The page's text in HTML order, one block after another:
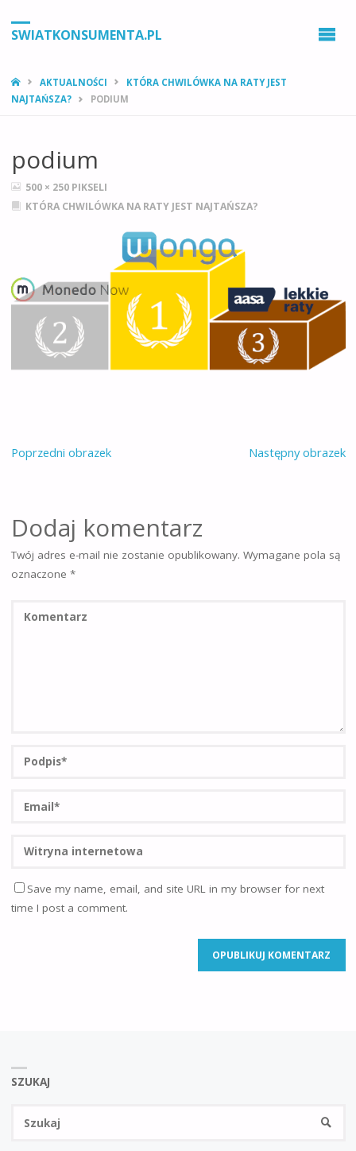
SWIATKONSUMENTA.PL
STRONA
GŁÓWNA
AKTUALNOŚCI
KTÓRA CHWILÓWKA NA RATY JEST
NAJTAŃSZA?
PODIUM
podium
PEŁNY
ROZMIAR
500 × 250 PIKSELI
KTÓRA CHWILÓWKA NA RATY JEST NAJTAŃSZA?
Poprzedni obrazek Następny obrazek
Dodaj komentarz
Twój adres e-mail nie zostanie opublikowany. Wymagane pola są
oznaczone *
Save my name, email, and site URL in my browser for next
time I post a comment.
SZUKAJ